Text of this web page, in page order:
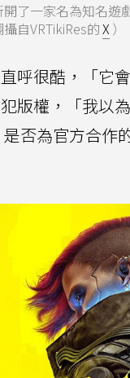
了一家名為知名
自VRTikiRes的X）
呼很酷，「它
版權，「我以
否為官方合作